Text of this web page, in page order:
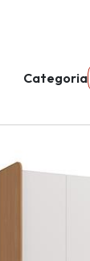
Categoria